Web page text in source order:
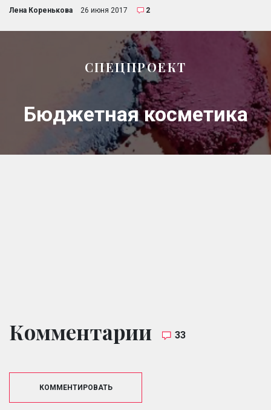
Лена Коренькова 26 июня 2017 2
СПЕЦПРОЕКТ
Бюджетная косметика
Комментарии 33
КОММЕНТИРОВАТЬ